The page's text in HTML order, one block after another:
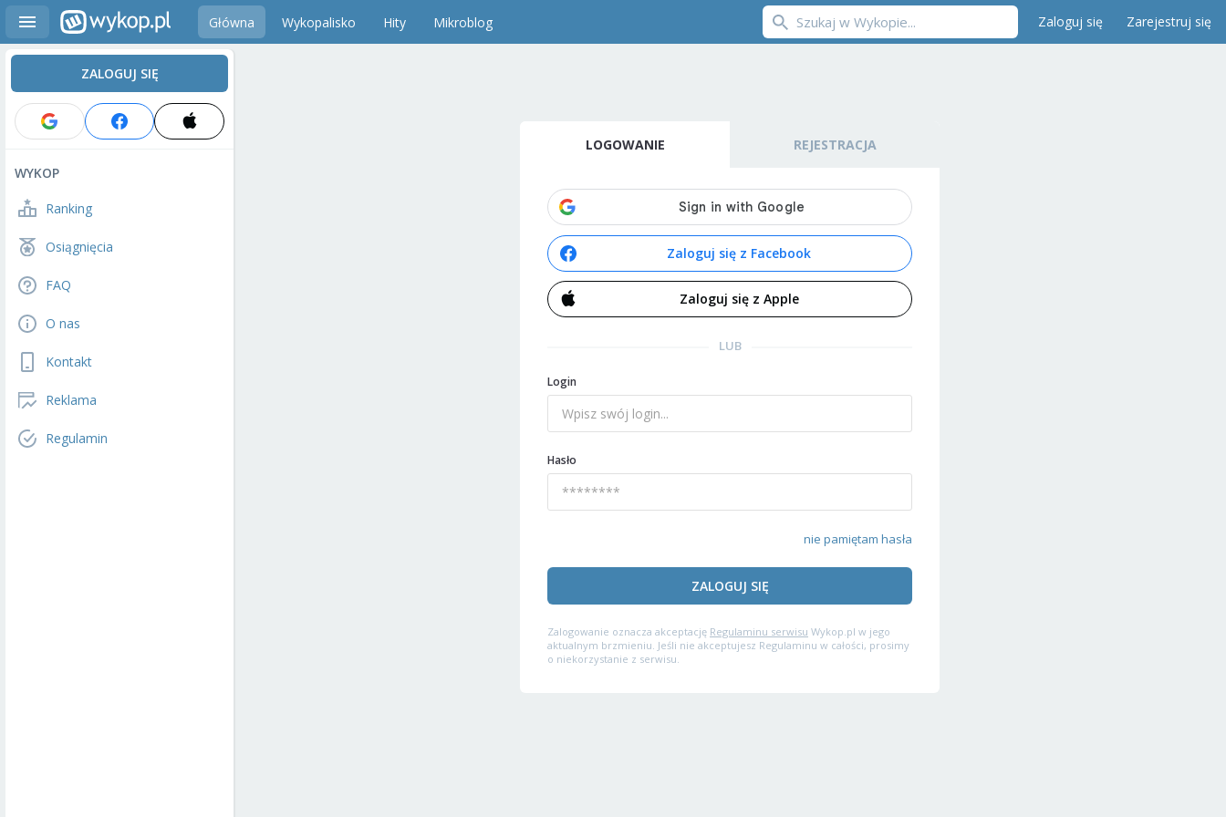
Główna Wykopalisko Hity Mikroblog Zaloguj się Zarejestruj się
ZALOGUJ SIĘ
WYKOP
Ranking
Osiągnięcia
FAQ
O nas
Kontakt
Reklama
Regulamin
LOGOWANIE REJESTRACJA
Zaloguj się z Facebook
Zaloguj się z Apple
LUB
Login
Hasło
nie pamiętam hasła
ZALOGUJ SIĘ
Zalogowanie oznacza akceptację Regulaminu serwisu Wykop.pl w jego
aktualnym brzmieniu. Jeśli nie akceptujesz Regulaminu w całości, prosimy
o niekorzystanie z serwisu.